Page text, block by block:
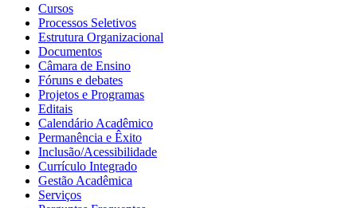
Cursos
Processos Seletivos
Estrutura Organizacional
Documentos
Câmara de Ensino
Fóruns e debates
Projetos e Programas
Editais
Calendário Acadêmico
Permanência e Êxito
Inclusão/Acessibilidade
Currículo Integrado
Gestão Acadêmica
Serviços